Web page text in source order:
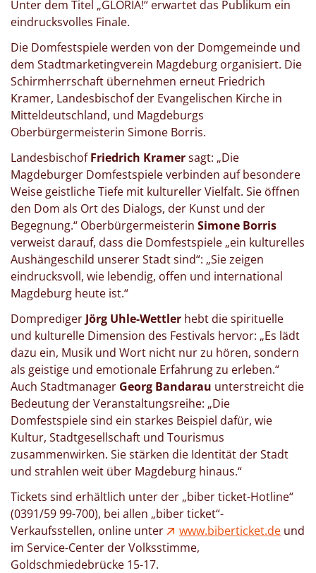
Unter dem Titel „GLORIA!“ erwartet das Publikum ein
eindrucksvolles Finale.
Die Domfestspiele werden von der Domgemeinde und
dem Stadtmarketingverein Magdeburg organisiert. Die
Schirmherrschaft übernehmen erneut Friedrich
Kramer, Landesbischof der Evangelischen Kirche in
Mitteldeutschland, und Magdeburgs
Oberbürgermeisterin Simone Borris.
LandesbischofFriedrich Kramersagt: „Die
Magdeburger Domfestspiele verbinden auf besondere
Weise geistliche Tiefe mit kultureller Vielfalt. Sie öffnen
den Dom als Ort des Dialogs, der Kunst und der
Begegnung.“ Oberbürgermeisterin Simone Borris
verweist darauf, dass die Domfestspiele „ein kulturelles
Aushängeschild unserer Stadt sind“: „Sie zeigen
eindrucksvoll, wie lebendig, offen und international
Magdeburg heute ist.“
Domprediger Jörg Uhle-Wettler hebt die spirituelle
und kulturelle Dimension des Festivals hervor: „Es lädt
dazu ein, Musik und Wort nicht nur zu hören, sondern
als geistige und emotionale Erfahrung zu erleben.“
Auch Stadtmanager Georg Bandarau unterstreicht die
Bedeutung der Veranstaltungsreihe: „Die
Domfestspiele sind ein starkes Beispiel dafür, wie
Kultur, Stadtgesellschaft und Tourismus
zusammenwirken. Sie stärken die Identität der Stadt
und strahlen weit über Magdeburg hinaus.“
Tickets sind erhältlich unter der „biber ticket-Hotline“
(0391/59 99-700), bei allen „biber ticket“-
Verkaufsstellen, online unter
www.biberticket.de und
im Service-Center der Volksstimme,
Goldschmiedebrücke 15-17.